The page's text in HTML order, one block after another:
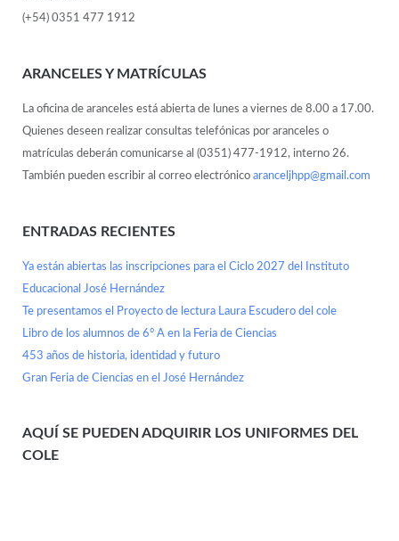
(+54) 0351 477 1912
ARANCELES Y MATRÍCULAS
La oficina de aranceles está abierta de lunes a viernes de 8.00 a 17.00.
Quienes deseen realizar consultas telefónicas por aranceles o
matrículas deberán comunicarse al (0351) 477-1912, interno 26.
También pueden escribir al correo electrónico aranceljhpp@gmail.com
ENTRADAS RECIENTES
Ya están abiertas las inscripciones para el Ciclo 2027 del Instituto
Educacional José Hernández
Te presentamos el Proyecto de lectura Laura Escudero del cole
Libro de los alumnos de 6° A en la Feria de Ciencias
453 años de historia, identidad y futuro
Gran Feria de Ciencias en el José Hernández
AQUÍ SE PUEDEN ADQUIRIR LOS UNIFORMES DEL
COLE